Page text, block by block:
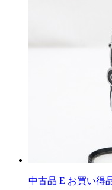
中古品 E お買い得